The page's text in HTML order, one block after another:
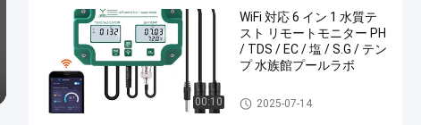
00:10
WiFi 対応 6 イン 1 水質テ
スト リモートモニター PH
/ TDS / EC / 塩 / S.G / テン
プ 水族館プールラボ
水質のメートル
2025-07-14